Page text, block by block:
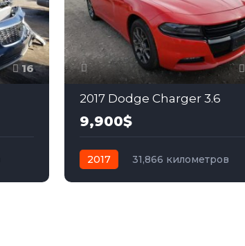
16
2017 Dodge Charger 3.6
9,900$
2017
31,866 километров